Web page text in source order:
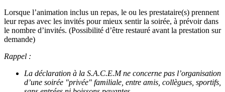
Lorsque l’animation inclus un repas, le ou les prestataire(s) prennent
leur repas avec les invités pour mieux sentir la soirée, à prévoir dans
le nombre d’invités. (Possibilité d’être restauré avant la prestation sur
demande)
Rappel :
La déclaration à la S.A.C.E.M ne concerne pas l’organisation
d’une soirée "privée" familiale, entre amis, collègues, sportifs,